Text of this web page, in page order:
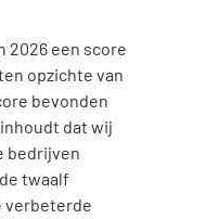
2026 een score
opzichte van
bevonden
dat wij
bedrijven
twaalf
verbeterde